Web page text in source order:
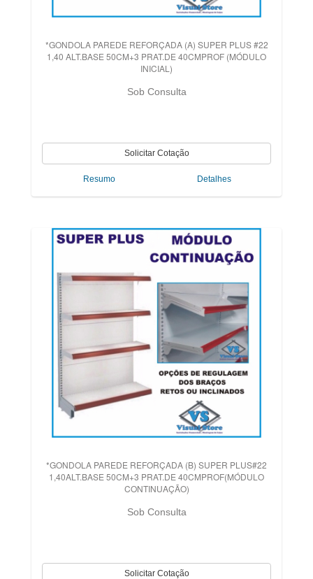
*GONDOLA PAREDE REFORÇADA (A) SUPER PLUS #22
1,40 ALT.BASE 50CM+3 PRAT.DE 40CMPROF (MÓDULO
INICIAL)
Sob Consulta
Resumo Detalhes
*GONDOLA PAREDE REFORÇADA (B) SUPER PLUS#22
1,40ALT.BASE 50CM+3 PRAT.DE 40CMPROF(MÓDULO
CONTINUAÇÃO)
Sob Consulta